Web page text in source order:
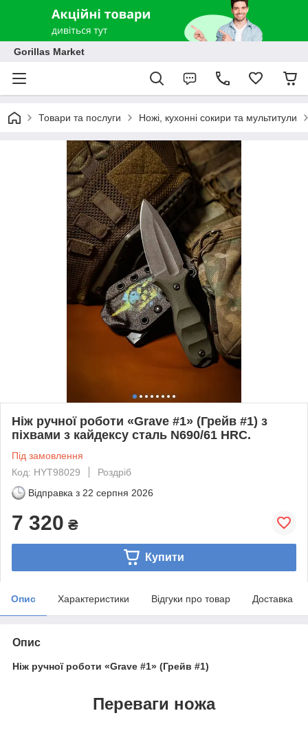
Gorillas Market
Товари та послуги Ножі, кухонні сокири та мультитули
Ніж ручної роботи «Grave #1» (Грейв #1) з
піхвами з кайдексу сталь N690/61 HRC.
Під замовлення
Код: HYT98029
Роздріб
Відправка з 22 серпня 2026
7 320 ₴
Купити
Опис Характеристики Відгуки про товар Доставка
Опис
Ніж ручної роботи «Grave #1» (Грейв #1)
Переваги ножа